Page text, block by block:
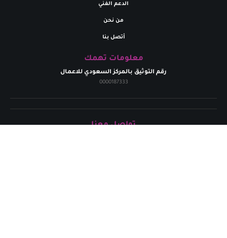
الدعم الفني
من نحن
أتصل بنا
معلومات تهمك
رقم التوثيق بالمركز السعودي للاعمال
0000187333
تواصل معنا